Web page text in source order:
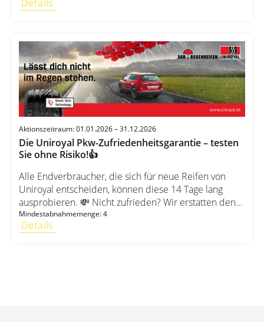
risikofrei. 🚗💨 ✅ Nicht zufrieden? Wir erstatten
Ihre Semperit-Reifen noch heute! 🛞
Details
Aktionszeitraum: 01.01.2026 – 31.12.2026
Die Uniroyal Pkw-Zufriedenheitsgarantie – testen
Sie ohne Risiko!👍
Alle Endverbraucher, die sich für neue Reifen von
Uniroyal entscheiden, können diese 14 Tage lang
ausprobieren. 💸 Nicht zufrieden? Wir erstatten den
vollen Kaufpreis zurück – ohne Wenn und Aber! 🚗
Jetzt Reifen auswählen & risikofrei testen! 🛞👉
Mindestabnahmemenge: 4
Details